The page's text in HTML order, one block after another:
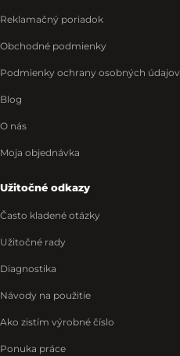
Reklamačný poriadok
Obchodné podmienky
Podmienky ochrany osobných údajov
Blog
O nás
Moja objednávka
Užitočné odkazy
Často kladené otázky
Užitočné rady
Diagnostika
Návody na použitie
Ako zistím výrobné číslo
Ponuka práce